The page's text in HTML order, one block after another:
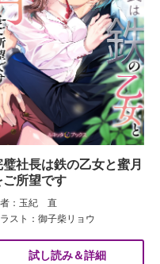
璧社長は鉄の乙女と蜜月
ご所望です
：玉紀 直
スト：御子柴リョウ
試し読み＆詳細